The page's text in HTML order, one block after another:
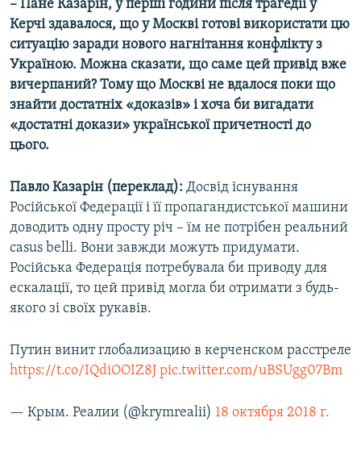
– Пане Казарін, у перші години після трагедії у
Керчі здавалося, що у Москві готові використати цю
ситуацію заради нового нагнітання конфлікту з
Україною. Можна сказати, що саме цей привід вже
вичерпаний? Тому що Москві не вдалося поки що
знайти достатніх «доказів» і хоча би вигадати
«достатні докази» української причетності до
цього.
Павло Казарін (переклад): Досвід існування
Російської Федерації і її пропагандистської машини
доводить одну просту річ – їм не потрібен реальний
casus belli. Вони завжди можуть придумати.
Російська Федерація потребувала би приводу для
ескалації, то цей привід могла би отримати з будь-
якого зі своїх рукавів.
Путин винит глобализацию в керченском расстреле
https://t.co/IQdiOOIZ8J pic.twitter.com/uBSUgg07Bm
— Крым. Реалии (@krymrealii) 18 октября 2018 г.